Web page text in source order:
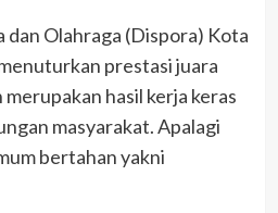
dan Olahraga (Dispora) Kota
prestasi juara
hasil kerja keras
masyarakat. Apalagi
bertahan yakni